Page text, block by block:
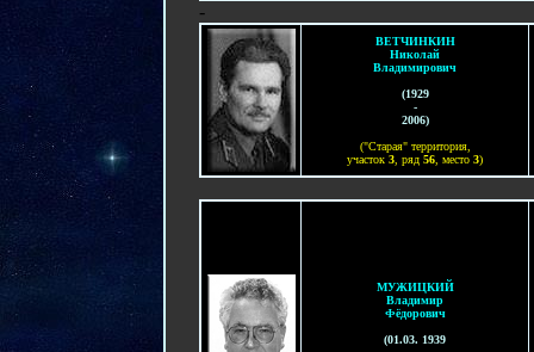
-
ВЕТЧИНКИН
Николай
Владимирович
(1929
-
2006)
("Старая" территория,
участок 3, ряд 56, место 3)
МУЖИЦКИЙ
Владимир
Фёдорович
(01.03. 1939